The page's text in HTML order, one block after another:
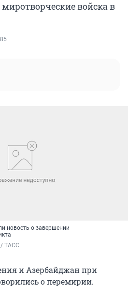
войска в
новость о завершении
/ ТАСС
и Азербайджан при
о перемирии.